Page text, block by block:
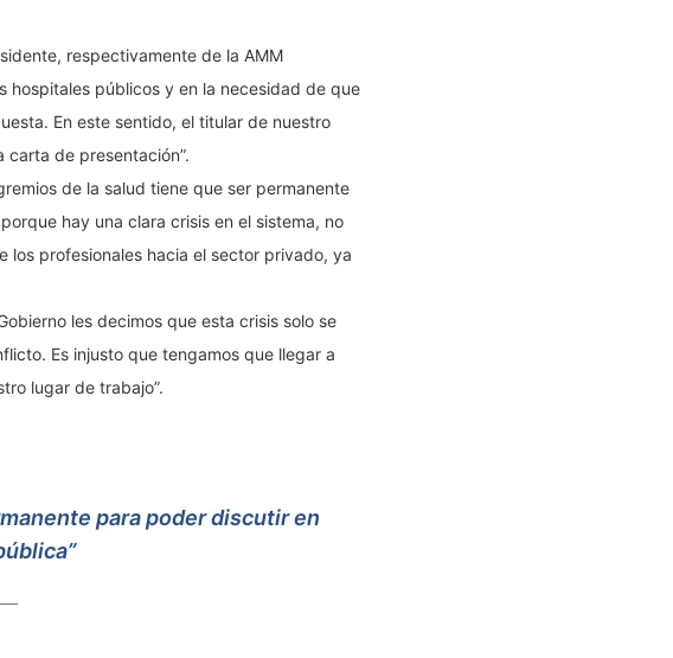
respectivamente de la AMM
hospitales públicos y en la necesidad de que
En este sentido, el titular de nuestro
carta de presentación”.
de la salud tiene que ser permanente
hay una clara crisis en el sistema, no
los profesionales hacia el sector privado, ya
les decimos que esta crisis solo se
Es injusto que tengamos que llegar a
lugar de trabajo”.
para poder discutir en